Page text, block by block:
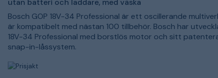
utan batteri och laddare, med väska
Bosch GOP 18V-34 Professional är ett oscillerande
är kompatibelt med nästan 100 tillbehör. Bosch har
18V-34 Professional med borstlös motor och sitt
snap-in-låssystem.